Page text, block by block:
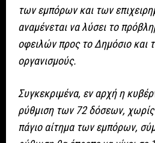
των εμπόρων και των
αναμένεται να λύσει το
οφειλών προς το Δημόσιο και
οργανισμούς.
Συγκεκριμένα, εν αρχή η
ρύθμιση των 72 δόσεων, χωρίς
πάγιο αίτημα των εμπόρων,